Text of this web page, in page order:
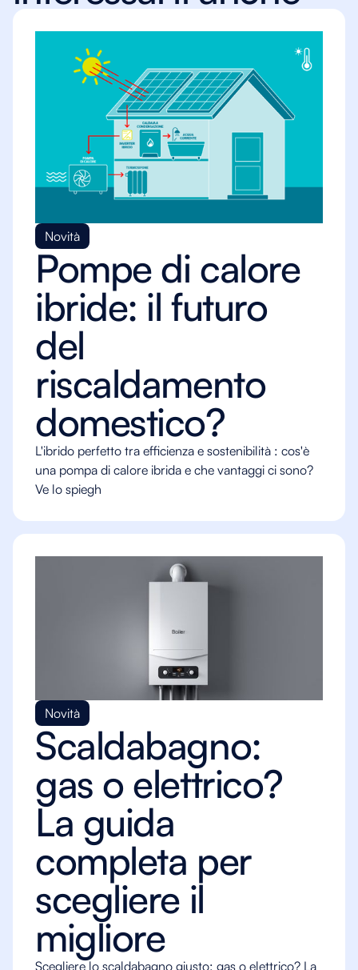
Novità
Pompe di calore
ibride: il futuro
del
riscaldamento
domestico?
L'ibrido perfetto tra efficienza e sostenibilità : cos'è
una pompa di calore ibrida e che vantaggi ci sono?
Ve lo spiegh
Novità
Scaldabagno:
gas o elettrico?
La guida
completa per
scegliere il
migliore
Scegliere lo scaldabagno giusto: gas o elettrico? La